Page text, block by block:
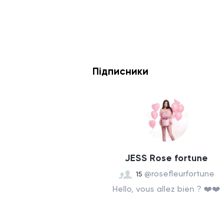
Підписники
JESS Rose fortune
15 @rosefleurfortune
Hello, vous allez bien ? ❤️❤️